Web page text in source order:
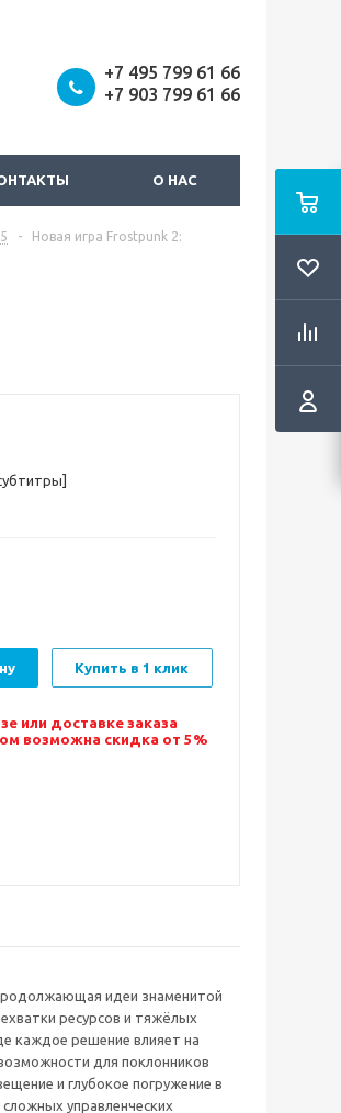
+7 495 799 61 66
+7 903 799 61 66
О НАС
-
Новая игра Frostpunk 2:
Купить в 1 клик
или доставке заказа
возможна скидка от 5%
идеи знаменитой
ресурсов и тяжёлых
каждое решение влияет на
для поклонников
и глубокое погружение в
управленческих